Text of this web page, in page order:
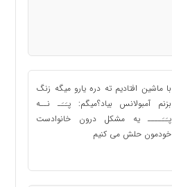
با ماشین افتادیم ته دره یارو میگه زنگ
بزنم آمبولانس بیاد؟میگم: پـَـَـ نــه
پـَـَــــ یه مشکل درون خانوادست
خودمون حلش می کنیم